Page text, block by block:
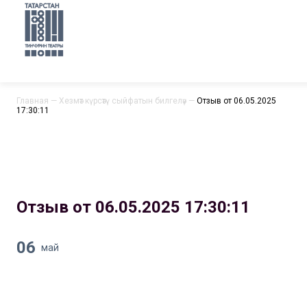
Главная — Хезмәт күрсәтү сыйфатын билгеләү — Отзыв от 06.05.2025
17:30:11
Отзыв от 06.05.2025 17:30:11
06 май